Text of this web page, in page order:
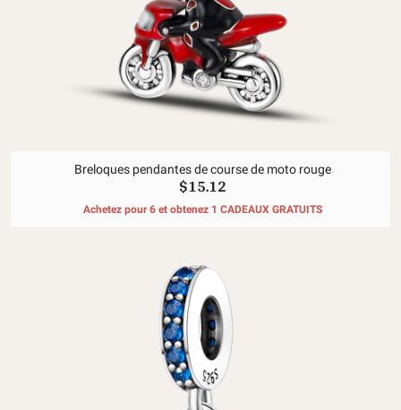
Breloques pendantes de course de moto rouge
$15.12
Achetez pour 6 et obtenez 1 CADEAUX GRATUITS